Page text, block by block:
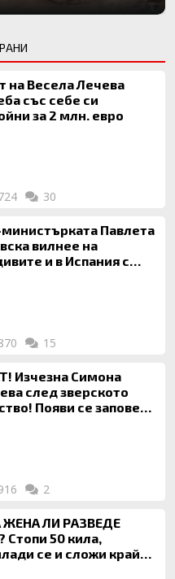
на Весела Лечева
със себе си
за 2 млн. евро
30
Павлета
вилнее на
и в Испания с
15
Изчезна Симона
след зверското
Появи се заповед
2
ЖЕНА ЛИ РАЗВЕДЕ
Стопи 50 кила,
се и сложи край